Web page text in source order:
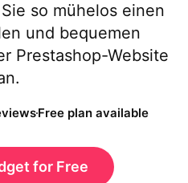
so mühelos einen
und bequemen
Prestashop-Website
Free plan available
for Free